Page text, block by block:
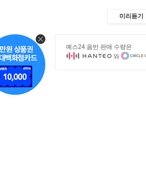
미리듣기
예스24 음반 판매 수량은
와